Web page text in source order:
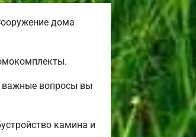
дома
важные вопросы вы
камина и